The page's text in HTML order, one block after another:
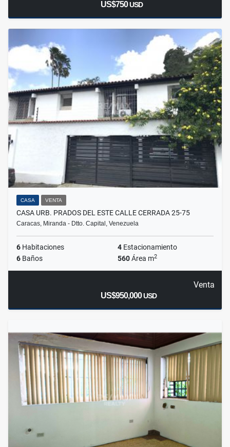
US$750USD
CASA VENTA
CASA URB. PRADOS DEL ESTE CALLE CERRADA 25-75
Caracas, Miranda - Dtto. Capital, Venezuela
6 Habitaciones 4 Estacionamiento
6 Baños 560Área m2
Venta
US$950,000USD